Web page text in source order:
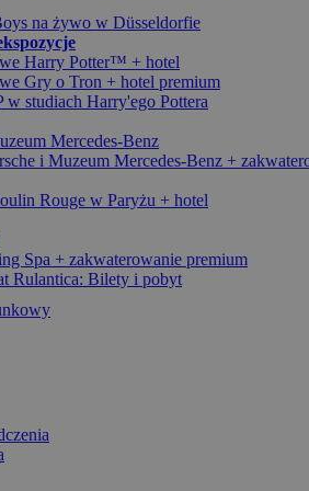
na żywo w Düsseldorfie
Harry Potter™ + hotel
Gry o Tron + hotel premium
w studiach Harry'ego Pottera
Mercedes-Benz
i Muzeum Mercedes-Benz +
Rouge w Paryżu + hotel
Spa + zakwaterowanie premium
Rulantica: Bilety i pobyt